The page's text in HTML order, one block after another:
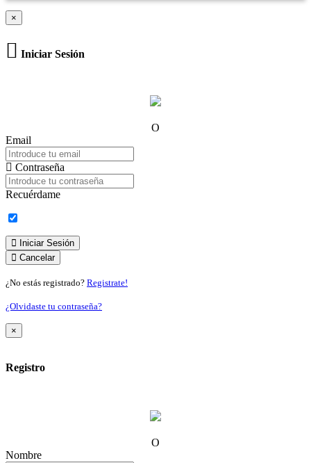
×
Iniciar Sesión
O
Email
Contraseña
Recuérdame
Iniciar Sesión
Cancelar
¿No estás registrado? Registrate!
¿Olvidaste tu contraseña?
×
Registro
O
Nombre